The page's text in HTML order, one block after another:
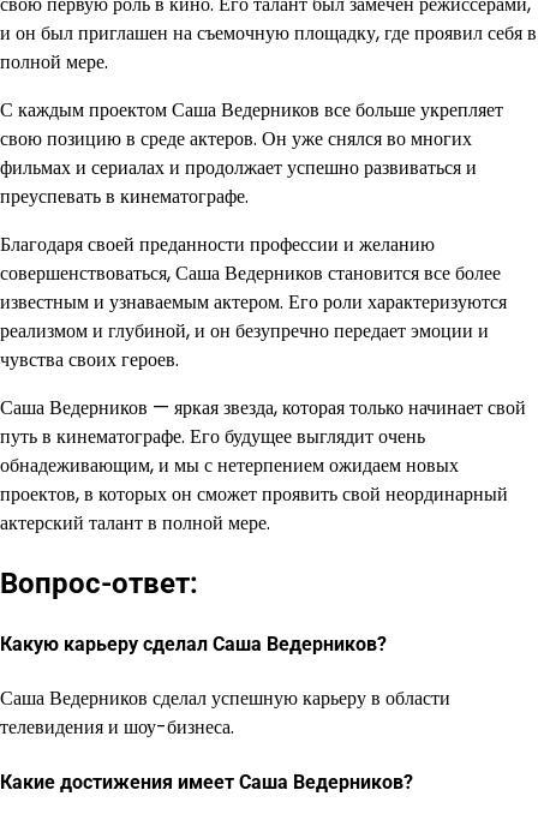
и он был приглашен на съемочную площадку, где проявил себя в
полной мере.
С каждым проектом Саша Ведерников все больше укрепляет
свою позицию в среде актеров. Он уже снялся во многих
фильмах и сериалах и продолжает успешно развиваться и
преуспевать в кинематографе.
Благодаря своей преданности профессии и желанию
совершенствоваться, Саша Ведерников становится все более
известным и узнаваемым актером. Его роли характеризуются
реализмом и глубиной, и он безупречно передает эмоции и
чувства своих героев.
Саша Ведерников — яркая звезда, которая только начинает свой
путь в кинематографе. Его будущее выглядит очень
обнадеживающим, и мы с нетерпением ожидаем новых
проектов, в которых он сможет проявить свой неординарный
актерский талант в полной мере.
Вопрос-ответ:
Какую карьеру сделал Саша Ведерников?
Саша Ведерников сделал успешную карьеру в области
телевидения и шоу-бизнеса.
Какие достижения имеет Саша Ведерников?